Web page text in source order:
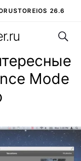
RUSTOREIOS 26.6
ROBLOX
Mode